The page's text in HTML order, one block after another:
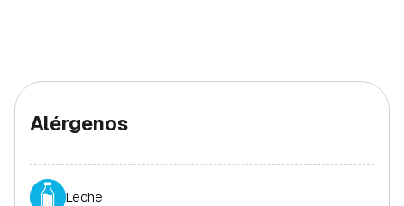
Alérgenos
Leche